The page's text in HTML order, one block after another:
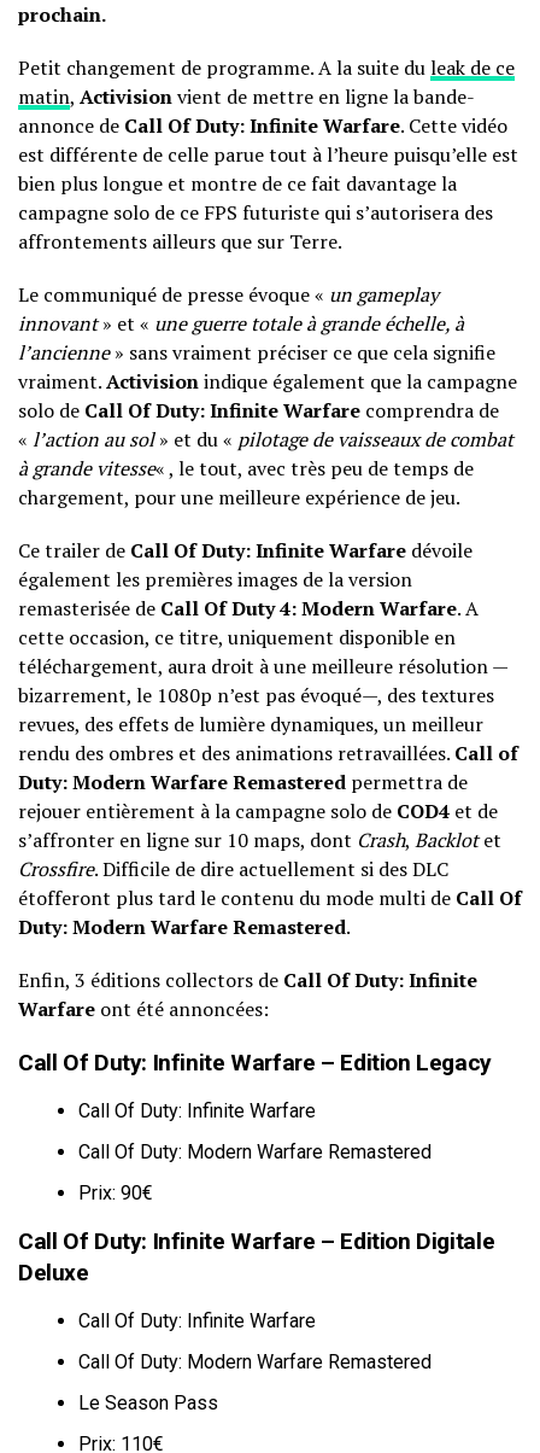
prochain.
Petit changement de programme. A la suite duleak de ce
matin, Activisionvient de mettre en ligne la bande-
annonce de Call Of Duty: Infinite Warfare. Cette vidéo
est différente de celle parue tout à l’heure puisqu’elle est
bien plus longue et montre de ce fait davantage la
campagne solo de ce FPS futuriste qui s’autorisera des
affrontements ailleurs que sur Terre.
Le communiqué de presse évoque « un gameplay
innovant» et « une guerre totale à grande échelle, à
l’ancienne» sans vraiment préciser ce que cela signifie
vraiment.Activisionindique également que la campagne
solo de Call Of Duty: Infinite Warfare comprendra de
« l’action au sol» et du « pilotage de vaisseaux de combat
à grande vitesse« , le tout, avec très peu de temps de
chargement, pour une meilleure expérience de jeu.
Ce trailer de Call Of Duty: Infinite Warfare dévoile
également les premières images de la version
remasterisée de Call Of Duty 4: Modern Warfare. A
cette occasion, ce titre, uniquement disponible en
téléchargement, aura droit à une meilleure résolution —
bizarrement, le 1080p n’est pas évoqué—, des textures
revues, des effets de lumière dynamiques, un meilleur
rendu des ombres et des animations retravaillées. Call of
Duty: Modern Warfare Remastered permettra de
rejouer entièrement à la campagne solo de COD4 et de
s’affronter en ligne sur 10 maps, dont Crash, Backlotet
Crossfire. Difficile de dire actuellement si des DLC
étofferont plus tard le contenu du mode multi de Call Of
Duty: Modern Warfare Remastered.
Enfin, 3 éditions collectors de Call Of Duty: Infinite
Warfare ont été annoncées:
Call Of Duty: Infinite Warfare – Edition Legacy
Call Of Duty: Infinite Warfare
Call Of Duty: Modern Warfare Remastered
Prix: 90€
Call Of Duty: Infinite Warfare – Edition Digitale
Deluxe
Call Of Duty: Infinite Warfare
Call Of Duty: Modern Warfare Remastered
Le Season Pass
Prix: 110€